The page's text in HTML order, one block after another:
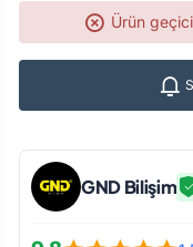
Ürün
GND Bilişim